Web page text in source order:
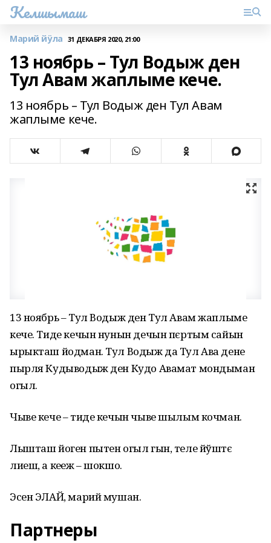
Келшымаш
Марий йӱла 31 ДЕКАБРЯ 2020, 21:00
13 ноябрь – Тул Водыж ден
Тул Авам жаплыме кече.
13 ноябрь – Тул Водыж ден Тул Авам
жаплыме кече.
13 ноябрь – Тул Водыж ден Тул Авам жаплыме
кече. Тиде кечын нунын дечын пєртым сайын
ырыкташ йодман. Тул Водыж да Тул Ава дене
пырля Кудыводыж ден Кудо Авамат мондыман
огыл.
Чыве кече – тиде кечын чыве шылым кочман.
Лышташ йоген пытен огыл гын, теле йўштє
лиеш, а кеҥеж – шокшо.
Эсен ЭЛАЙ, марий мушан.
Партнеры